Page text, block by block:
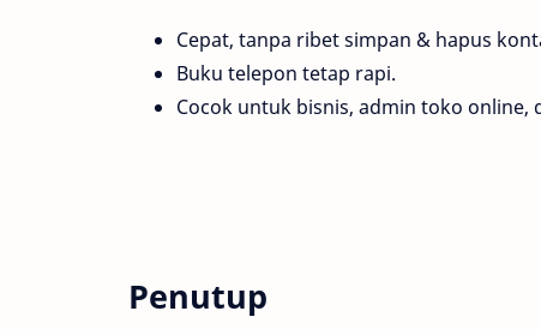
Cepat, tanpa ribet simpan & hapus
Buku telepon tetap rapi.
Cocok untuk bisnis, admin toko online,
Penutup